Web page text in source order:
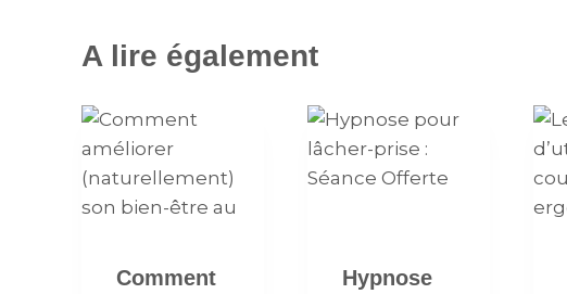
A lire également
Comment
Hypnose